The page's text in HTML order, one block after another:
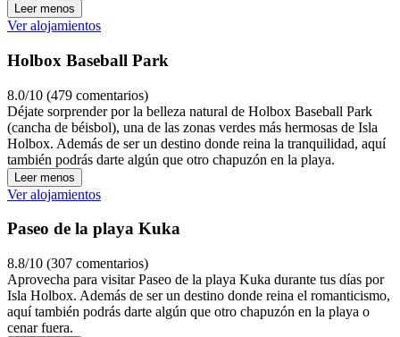
Leer menos
Ver alojamientos
Holbox Baseball Park
8.0/10 (479 comentarios)
Déjate sorprender por la belleza natural de Holbox Baseball Park
(cancha de béisbol), una de las zonas verdes más hermosas de Isla
Holbox. Además de ser un destino donde reina la tranquilidad, aquí
también podrás darte algún que otro chapuzón en la playa.
Leer menos
Ver alojamientos
Paseo de la playa Kuka
8.8/10 (307 comentarios)
Aprovecha para visitar Paseo de la playa Kuka durante tus días por
Isla Holbox. Además de ser un destino donde reina el romanticismo,
aquí también podrás darte algún que otro chapuzón en la playa o
cenar fuera.